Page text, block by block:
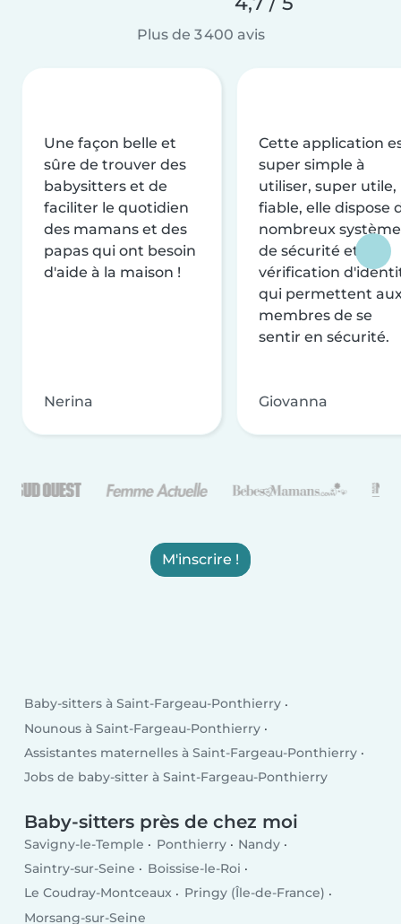
Plus de 3 400 avis
Une façon belle et
sûre de trouver des
babysitters et de
faciliter le quotidien
des mamans et des
papas qui ont besoin
d'aide à la maison !
Nerina
Cette application
super simple à
utiliser, super utile,
fiable, elle dispose
nombreux
de sécurité et de
vérification
qui permettent
membres de se
sentir en sécurité.
Giovanna
M'inscrire !
Baby-sitters à Saint-Fargeau-Ponthierry
Nounous à Saint-Fargeau-Ponthierry
Assistantes maternelles à Saint-Fargeau-Ponthierry
Jobs de baby-sitter à Saint-Fargeau-Ponthierry
Baby-sitters près de chez moi
Savigny-le-Temple Ponthierry
Nandy
Saintry-sur-Seine
Boissise-le-Roi
Le Coudray-Montceaux
Pringy (Île-de-France)
Morsang-sur-Seine